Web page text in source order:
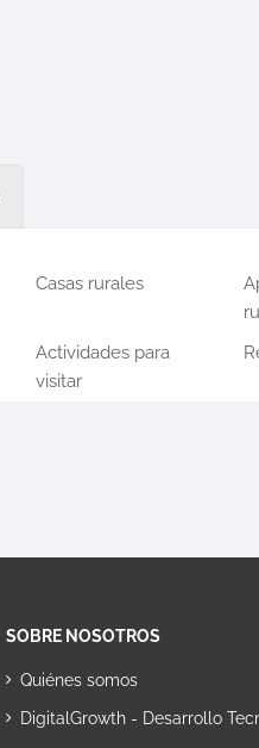
Casas rurales
Actividades para
visitar
SOBRE NOSOTROS
Quiénes somos
DigitalGrowth - Desarrollo